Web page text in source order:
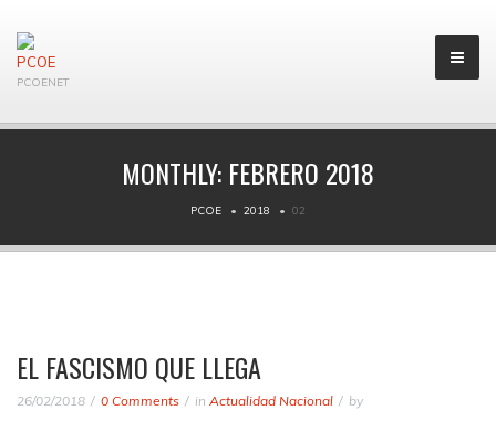
PCOENET
MONTHLY: FEBRERO 2018
PCOE 2018 02
EL FASCISMO QUE LLEGA
26/02/2018 0 Comments in Actualidad Nacional by